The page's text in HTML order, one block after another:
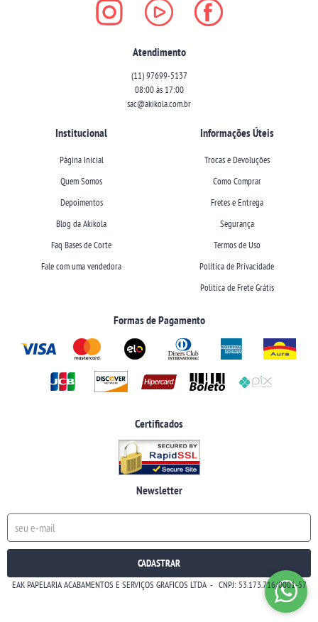
Atendimento
(11)97699-5137
08:00 às 17:00
sac@akikola.com.br
Institucional
Página Inicial
Quem Somos
Depoimentos
Blog da Akikola
Faq Bases de Corte
Fale com uma vendedora
Informações Úteis
Trocas e Devoluções
Como Comprar
Fretes e Entrega
Segurança
Termos de Uso
Política de Privacidade
Politica de Frete Grátis
Formas de Pagamento
Certificados
Newsletter
CADASTRAR
EAK PAPELARIA ACABAMENTOS E SERVIÇOS GRAFICOS LTDA CNPJ: 53.173.716/0001-57